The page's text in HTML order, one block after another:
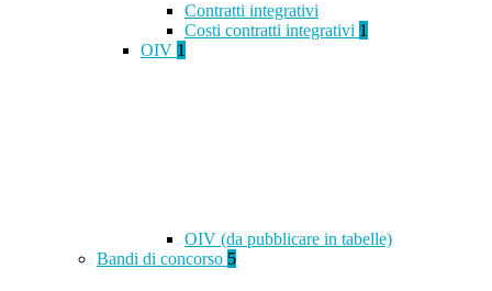
Contratti integrativi
Costi contratti integrativi 1
OIV 1
OIV (da pubblicare in tabelle)
Bandi di concorso 5